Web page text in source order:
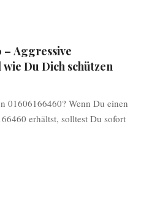
– Aggressive
Du Dich schützen
01606166460? Wenn Du einen
erhältst, solltest Du sofort